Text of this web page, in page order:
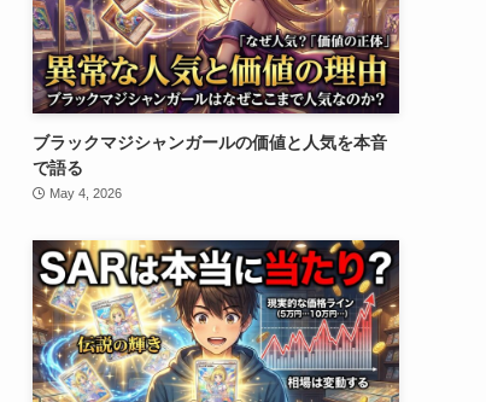
ブラックマジシャンガールの価値と人気を本音
で語る
May 4, 2026